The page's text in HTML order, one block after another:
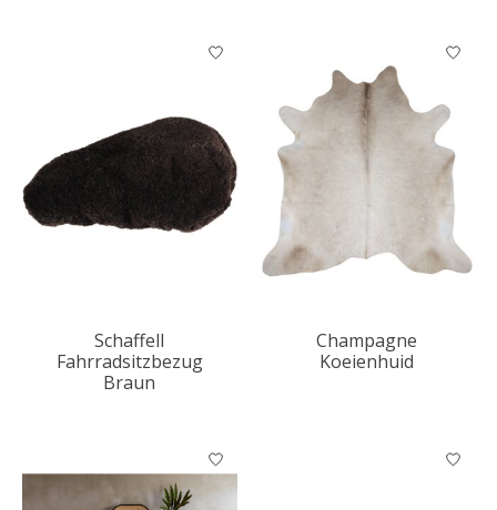
Schaffell
Fahrradsitzbezug
Braun
Champagne
Koeienhuid